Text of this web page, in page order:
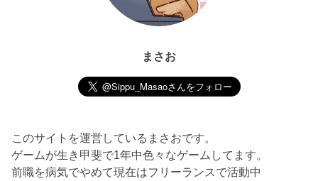
まさお
このサイトを運営しているまさおです。
ゲームが生き甲斐で1年中色々なゲームしてます。
前職を病気でやめて現在はフリーランスで活動中